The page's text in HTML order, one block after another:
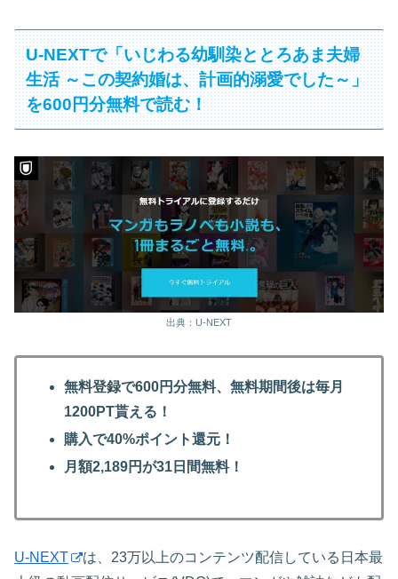
U-NEXTで「いじわる幼馴染ととろあま夫婦
生活 ～この契約婚は、計画的溺愛でした～」
を600円分無料で読む！
出典：U-NEXT
無料登録で600円分無料、無料期間後は毎月
1200PT貰える！
購入で40%ポイント還元！
月額2,189円が31日間無料！
U-NEXT
は、23万以上のコンテンツ配信している日本最